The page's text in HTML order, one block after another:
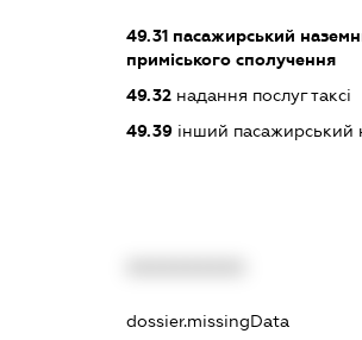
49.31пасажирський
приміського сполучення
49.32надання послуг таксі
49.39інший пасажирський
dossier.missingData